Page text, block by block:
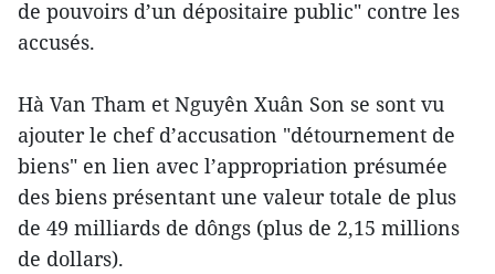
de pouvoirs d’un dépositaire public" contre les
accusés.
Hà Van Tham et Nguyên Xuân Son se sont vu
ajouter le chef d’accusation "détournement de
biens" en lien avec l’appropriation présumée
des biens présentant une valeur totale de plus
de 49 milliards de dôngs (plus de 2,15 millions
de dollars).